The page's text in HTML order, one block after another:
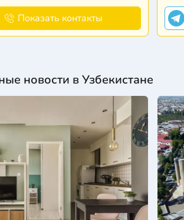
Показать контакты
новости в Узбекистане